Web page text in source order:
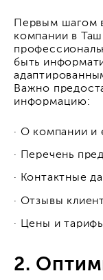
Первым шагом
компании в
быть
Важно
информацию:
· О компании и
· Перечень
· Контактные
· Отзывы
· Цены и
2.